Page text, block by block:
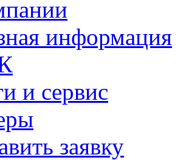
информация
и сервис
заявку